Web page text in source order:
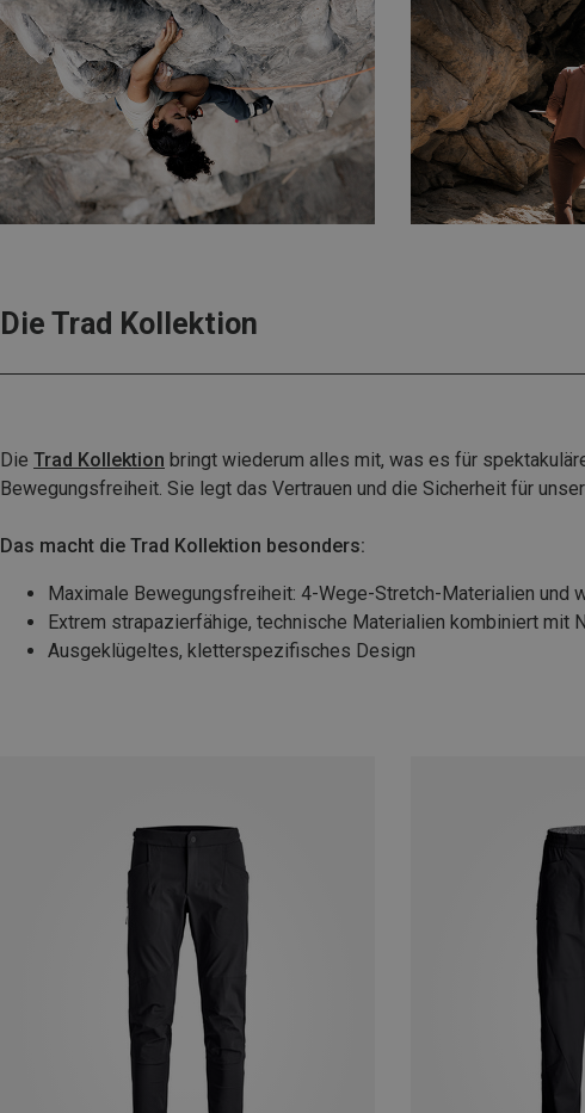
Die Trad Kollektion
Die Trad Kollektion bringt wiederum alles mit, was es für
Bewegungsfreiheit. Sie legt das Vertrauen und die Sicherheit für
Das macht die Trad Kollektion besonders:
Maximale Bewegungsfreiheit: 4-Wege-Stretch-Materialien und
Extrem strapazierfähige, technische Materialien kombiniert mit
Ausgeklügeltes, kletterspezifisches Design